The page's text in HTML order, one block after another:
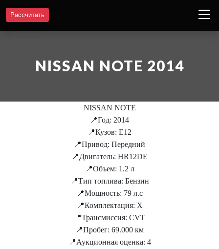
Рассчитать
NISSAN NOTE 2014
NISSAN NOTE
📍Год: 2014
📍Кузов: E12
📍Привод: Передний
📍Двигатель: HR12DE
📍Объем: 1.2 л
📍Тип топлива: Бензин
📍Мощность: 79 л.с
📍Комплектация: X
📍Трансмиссия: CVT
📍Пробег: 69.000 км
📍Аукционная оценка: 4